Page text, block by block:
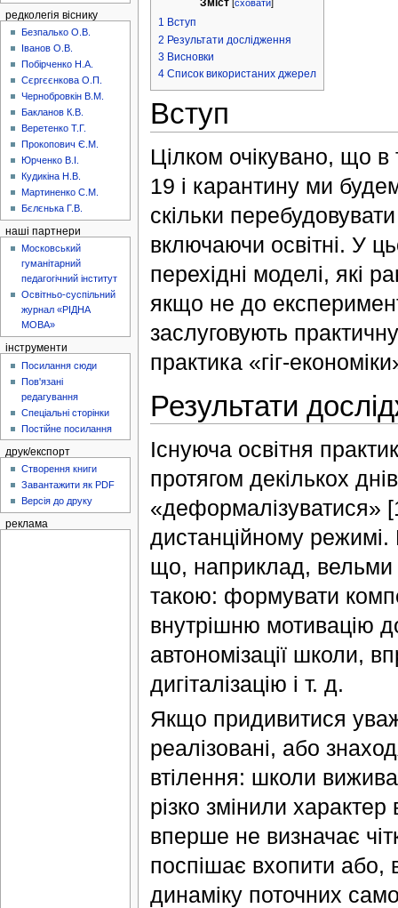
Зміст [сховати]
1 Вступ
2 Результати дослідження
3 Висновки
4 Список використаних джерел
Вступ
Цілком очікувано, що
19 і карантину ми
скільки
включаючи освітні. У
перехідні моделі, які
якщо не до
заслуговують
практика «гіг-
Результати
Існуюча освітня
протягом декількох
«деформалізуватися»
дистанційному
що, наприклад,
такою: формувати
внутрішню мотивацію
автономізації школи,
дигіталізацію і т. д.
Якщо придивитися
реалізовані, або
втілення: школи
різко змінили характер
вперше не визначає
поспішає вхопити або,
динаміку поточних
редколегія віснику
Безпалько О.В.
Іванов О.В.
Побірченко Н.А.
Сєргєєнкова О.П.
Чернобровкін В.М.
Бакланов К.В.
Веретенко Т.Г.
Прокопович Є.М.
Юрченко В.І.
Кудикіна Н.В.
Мартиненко С.М.
Бєлєнька Г.В.
наші партнери
Московський
гуманітарний
педагогічний інститут
Освітньо-суспільний
журнал «РІДНА
МОВА»
інструменти
Посилання сюди
Пов'язані
редагування
Спеціальні сторінки
Постійне посилання
друк/експорт
Створення книги
Завантажити як PDF
Версія до друку
реклама